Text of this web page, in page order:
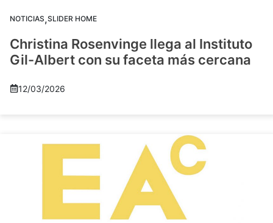
NOTICIAS,SLIDER HOME
Christina Rosenvinge llega al Instituto
Gil-Albert con su faceta más cercana
12/03/2026